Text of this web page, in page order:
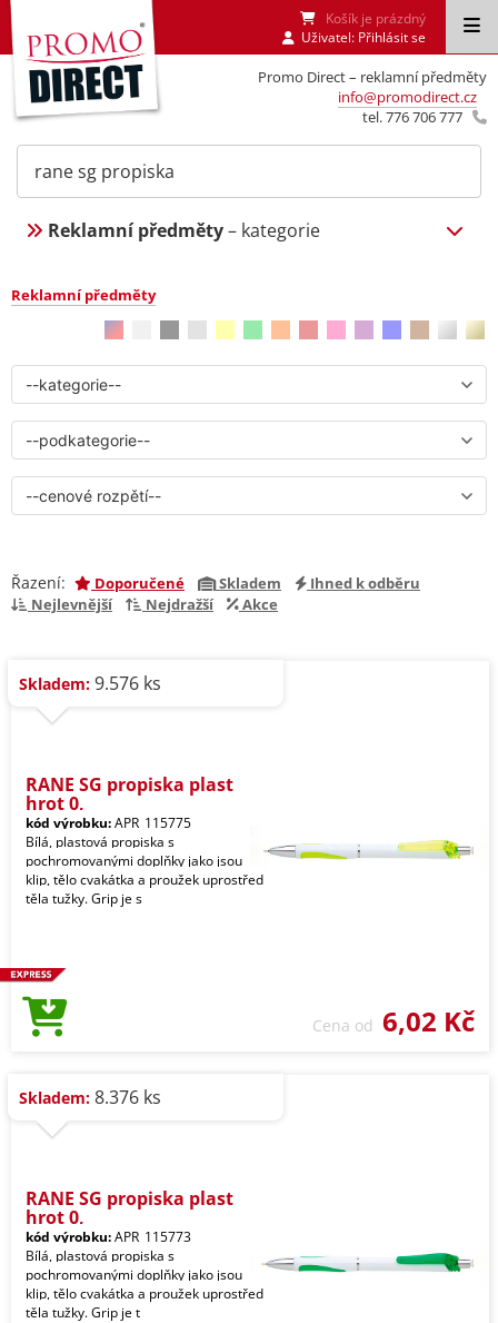
Promo Direct – reklamní předměty
info@promodirect.cz
tel. 776 706 777
Košík je prázdný
Uživatel: Přihlásit se
Reklamní předměty– kategorie
Reklamní předměty
Řazení: Doporučené Skladem
Ihned k odběru
Nejlevnější
Nejdražší Akce
Skladem: 9.576 ks
RANE SG propiska plast
hrot 0,
kód výrobku:APR_115775
Bílá, plastová propiska s
pochromovanými doplňky jako jsou
klip, tělo cvakátka a proužek uprostřed
těla tužky. Grip je s
Cena od 6,02 Kč
Skladem: 8.376 ks
RANE SG propiska plast
hrot 0,
kód výrobku:APR_115773
Bílá, plastová propiska s
pochromovanými doplňky jako jsou
klip, tělo cvakátka a proužek uprostřed
těla tužky. Grip je t